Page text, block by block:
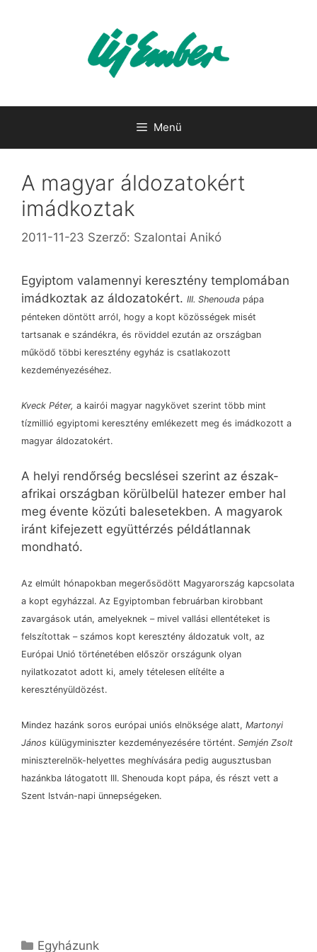
Menü
A magyar áldozatokért
imádkoztak
2011-11-23 Szerző: Szalontai Anikó
Egyiptom valamennyi keresztény templomában
imádkoztak az áldozatokért. III. Shenouda pápa
pénteken döntött arról, hogy a kopt közösségek misét
tartsanak e szándékra, és röviddel ezután az országban
működő többi keresztény egyház is csatlakozott
kezdeményezéséhez.
Kveck Péter, a kairói magyar nagykövet szerint több mint
tízmillió egyiptomi keresztény emlékezett meg és imádkozott a
magyar áldozatokért.
A helyi rendőrség becslései szerint az észak-
afrikai országban körülbelül hatezer ember hal
meg évente közúti balesetekben. A magyarok
iránt kifejezett együttérzés példátlannak
mondható.
Az elmúlt hónapokban megerősödött Magyarország kapcsolata
a kopt egyházzal. Az Egyiptomban februárban kirobbant
zavargások után, amelyeknek –mivel vallási ellentéteket is
felszítottak –számos kopt keresztény áldozatuk volt, az
Európai Unió történetében először országunk olyan
nyilatkozatot adott ki, amely tételesen elítélte a
keresztényüldözést.
Mindez hazánk soros európai uniós elnöksége alatt, Martonyi
János külügyminiszter kezdeményezésére történt. Semjén Zsolt
miniszterelnök-helyettes meghívására pedig augusztusban
hazánkba látogatott III. Shenouda kopt pápa, és részt vett a
Szent István-napi ünnepségeken.
Kategória
Egyházunk